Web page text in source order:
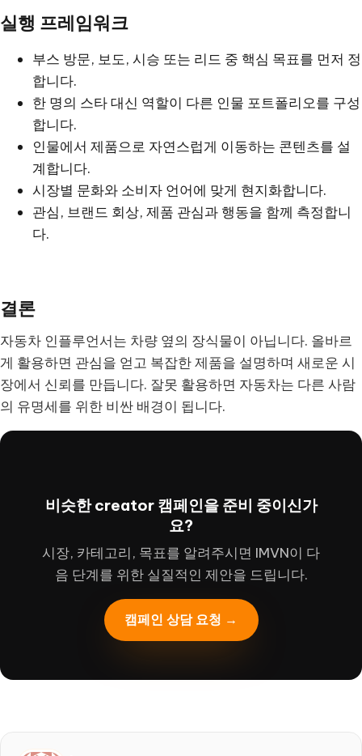
실행 프레임워크
부스 방문, 보도, 시승 또는 리드 중 핵심 목표를 먼저 정
합니다.
한 명의 스타 대신 역할이 다른 인물 포트폴리오를 구성
합니다.
인물에서 제품으로 자연스럽게 이동하는 콘텐츠를 설
계합니다.
시장별 문화와 소비자 언어에 맞게 현지화합니다.
관심, 브랜드 회상, 제품 관심과 행동을 함께 측정합니
다.
결론
자동차 인플루언서는 차량 옆의 장식물이 아닙니다. 올바르
게 활용하면 관심을 얻고 복잡한 제품을 설명하며 새로운 시
장에서 신뢰를 만듭니다. 잘못 활용하면 자동차는 다른 사람
의 유명세를 위한 비싼 배경이 됩니다.
비슷한 creator 캠페인을 준비 중이신가
요?
시장, 카테고리, 목표를 알려주시면 IMVN이 다
음 단계를 위한 실질적인 제안을 드립니다.
캠페인 상담 요청 →